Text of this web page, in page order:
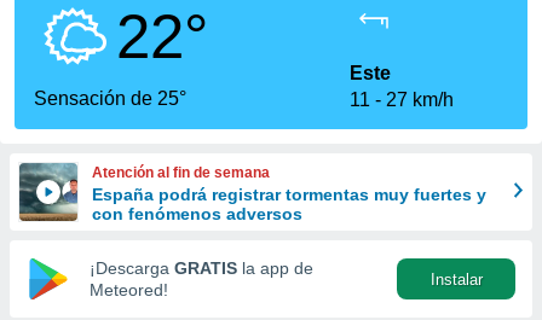
que se
calidad.
a este
las
y
forma
digital
basada
22°
Sensación de 25°
Este
11
27 km/h
Atención al fin de semana
España podrá registrar tormentas muy fuertes y
con fenómenos adversos
¡Descarga GRATIS la app de
Meteored!
Instalar